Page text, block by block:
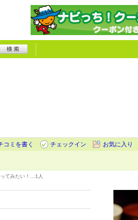
コミを書く
チェックイン お気に入り
てみたい！… 1人